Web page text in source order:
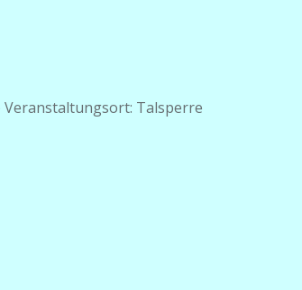
Veranstaltungsort: Talsperre